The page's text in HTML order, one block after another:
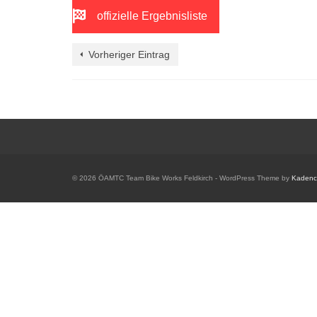
offizielle Ergebnisliste
Vorheriger Eintrag
© 2026 ÖAMTC Team Bike Works Feldkirch - WordPress Theme by